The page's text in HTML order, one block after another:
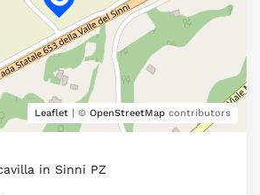
Leaflet | © OpenStreetMap contributors
in Sinni PZ